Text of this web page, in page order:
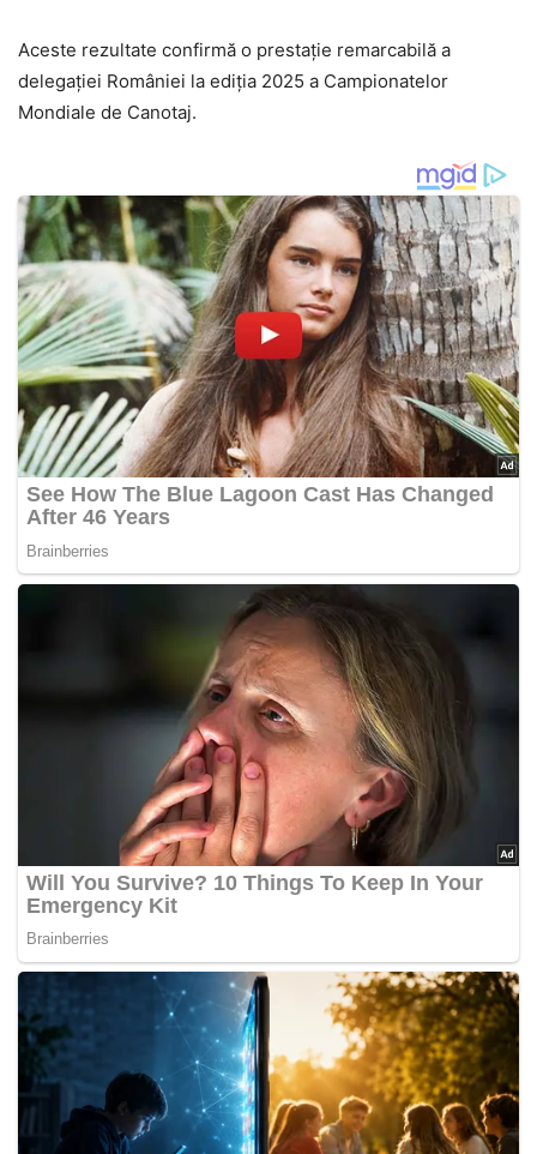
Aceste rezultate confirmă o prestație remarcabilă a
delegației României la ediția 2025 a Campionatelor
Mondiale de Canotaj.